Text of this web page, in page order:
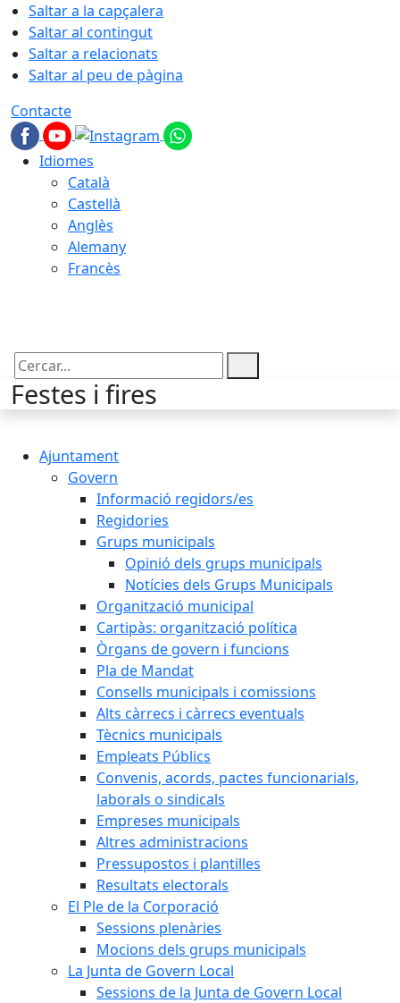
Saltar a la capçalera
Saltar al contingut
Saltar a relacionats
Saltar al peu de pàgina
Contacte
Idiomes
Català
Castellà
Anglès
Alemany
Francès
Cercar:
Festes i fires
Ajuntament
Govern
Informació regidors/es
Regidories
Grups municipals
Opinió dels grups municipals
Notícies dels Grups Municipals
Organització municipal
Cartipàs: organització política
Òrgans de govern i funcions
Pla de Mandat
Consells municipals i comissions
Alts càrrecs i càrrecs eventuals
Tècnics municipals
Empleats Públics
Convenis, acords, pactes funcionarials,
laborals o sindicals
Empreses municipals
Altres administracions
Pressupostos i plantilles
Resultats electorals
El Ple de la Corporació
Sessions plenàries
Mocions dels grups municipals
La Junta de Govern Local
Sessions de la Junta de Govern Local